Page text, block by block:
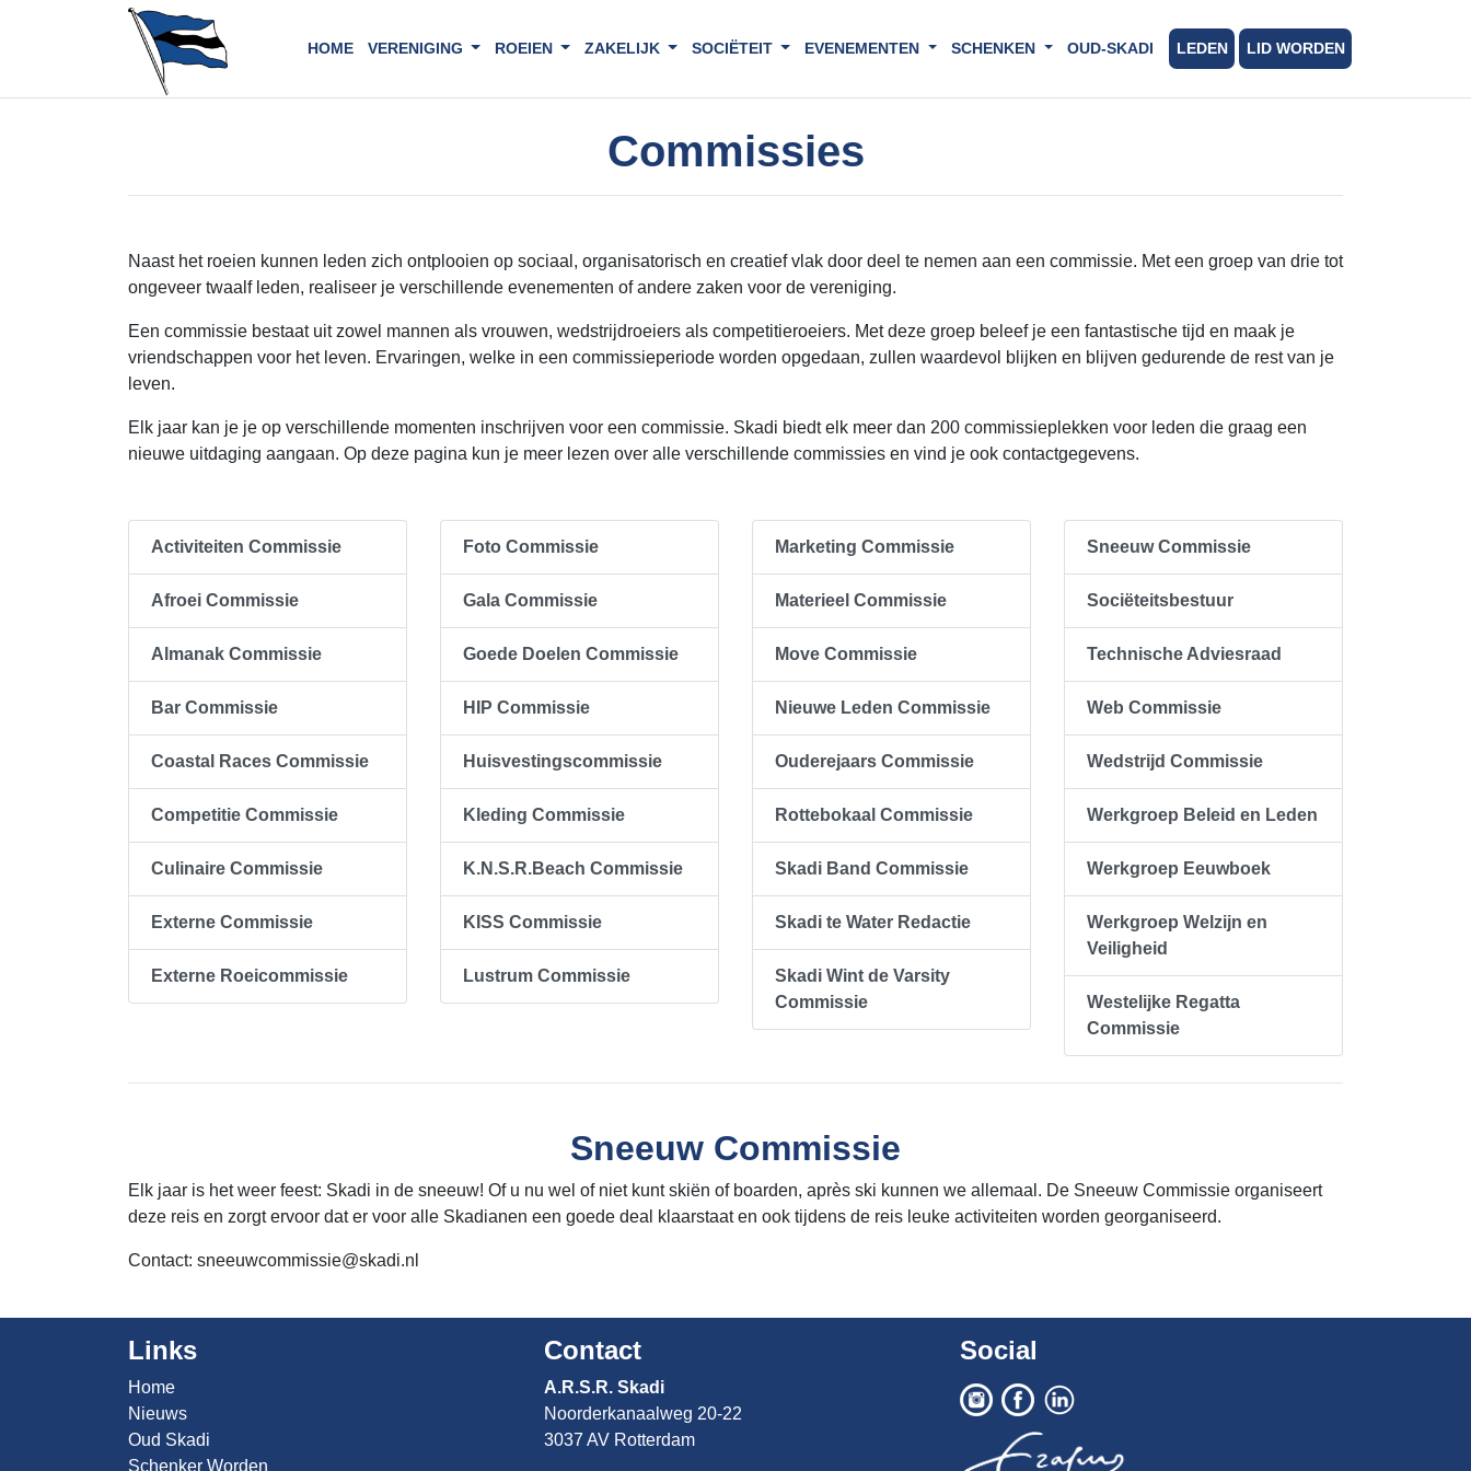
HOME VERENIGING ROEIEN ZAKELIJK SOCIËTEIT EVENEMENTEN SCHENKEN OUD-SKADI LEDEN LID WORDEN
Commissies
Naast het roeien kunnen leden zich ontplooien op sociaal, organisatorisch en creatief vlak door deel te nemen aan een commissie. Met een groep van drie tot
ongeveer twaalf leden, realiseer je verschillende evenementen of andere zaken voor de vereniging.
Een commissie bestaat uit zowel mannen als vrouwen, wedstrijdroeiers als competitieroeiers. Met deze groep beleef je een fantastische tijd en maak je
vriendschappen voor het leven. Ervaringen, welke in een commissieperiode worden opgedaan, zullen waardevol blijken en blijven gedurende de rest van je
leven.
Elk jaar kan je je op verschillende momenten inschrijven voor een commissie. Skadi biedt elk meer dan 200 commissieplekken voor leden die graag een
nieuwe uitdaging aangaan. Op deze pagina kun je meer lezen over alle verschillende commissies en vind je ook contactgegevens.
Activiteiten Commissie
Afroei Commissie
Almanak Commissie
Bar Commissie
Coastal Races Commissie
Competitie Commissie
Culinaire Commissie
Externe Commissie
Externe Roeicommissie
Foto Commissie
Gala Commissie
Goede Doelen Commissie
HIP Commissie
Huisvestingscommissie
Kleding Commissie
K.N.S.R.Beach Commissie
KISS Commissie
Lustrum Commissie
Marketing Commissie
Materieel Commissie
Move Commissie
Nieuwe Leden Commissie
Ouderejaars Commissie
Rottebokaal Commissie
Skadi Band Commissie
Skadi te Water Redactie
Skadi Wint de Varsity
Commissie
Sneeuw Commissie
Sociëteitsbestuur
Technische Adviesraad
Web Commissie
Wedstrijd Commissie
Werkgroep Beleid en Leden
Werkgroep Eeuwboek
Werkgroep Welzijn en
Veiligheid
Westelijke Regatta
Commissie
Sneeuw Commissie
Elk jaar is het weer feest: Skadi in de sneeuw! Of u nu wel of niet kunt skiën of boarden, après ski kunnen we allemaal. De Sneeuw Commissie organiseert
deze reis en zorgt ervoor dat er voor alle Skadianen een goede deal klaarstaat en ook tijdens de reis leuke activiteiten worden georganiseerd.
Contact: sneeuwcommissie@skadi.nl
Links
Home
Nieuws
Oud Skadi
Schenker Worden
Contact
A.R.S.R. Skadi
Noorderkanaalweg 20-22
3037 AV Rotterdam
Social